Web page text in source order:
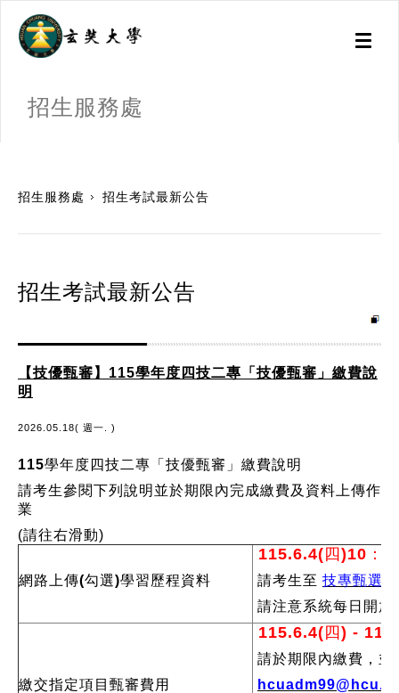
Toggle
招生服務處
招生服務處 招生考試最新公告
招生考試最新公告
【技優甄審】115學年度四技二專「技優甄審」繳費說
明
2026.05.18( 週一. )
115學年度四技二專「技優甄審」繳費說明
請考生參閱下列說明並於期限內完成繳費及資料上傳作
業
(請往右滑動)
網路上傳(勾選)學習歷程資料
115.6.4(四)10：
請考生至 技專甄選
請注意系統每日開放
繳交指定項目甄審費用
115.6.4(四) -
請於期限內繳費，